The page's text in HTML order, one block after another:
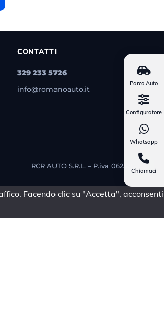
CONTATTI
329 233 5726
info@romanoauto.it
RCR AUTO S.R.L. – P.iva 06257981214
Parco Auto
Configuratore
Whatsapp
Chiamaci
Facendo clic su "Accetta", acconsenti